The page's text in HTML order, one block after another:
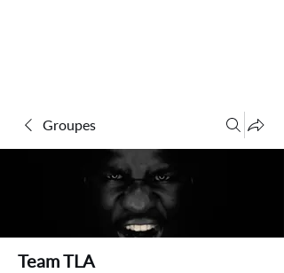
Groupes
Team TLA